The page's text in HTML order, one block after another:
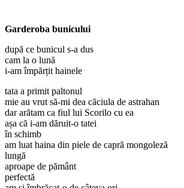
Garderoba bunicului
după ce bunicul s-a dus
cam la o lună
i-am împărțit hainele
tata a primit paltonul
mie au vrut să-mi dea căciula de astrahan
dar arătam ca fiul lui Scorilo cu ea
așa că i-am dăruit-o tatei
în schimb
am luat haina din piele de capră mongoleză
lungă
aproape de pământ
perfectă